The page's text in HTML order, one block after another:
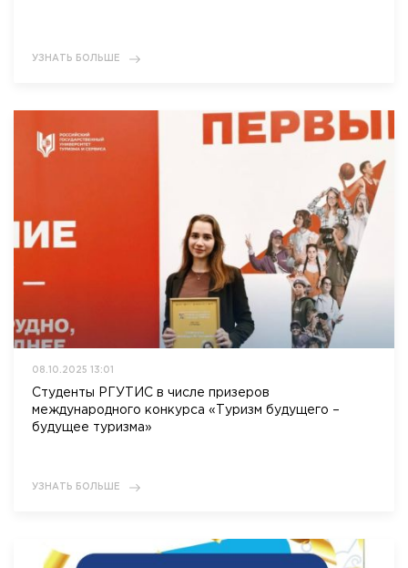
УЗНАТЬ БОЛЬШЕ
08.10.2025 13:01
Студенты РГУТИС в числе призеров
международного конкурса «Туризм будущего –
будущее туризма»
УЗНАТЬ БОЛЬШЕ